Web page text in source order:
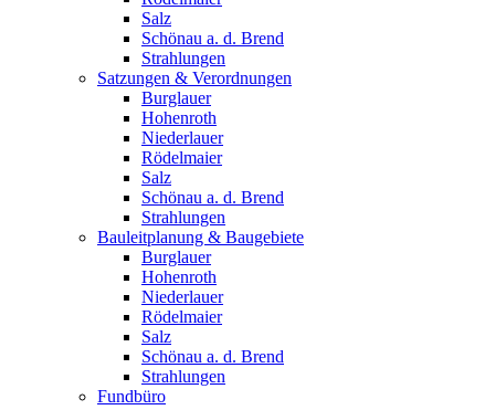
Salz
Schönau a. d. Brend
Strahlungen
Satzungen & Verordnungen
Burglauer
Hohenroth
Niederlauer
Rödelmaier
Salz
Schönau a. d. Brend
Strahlungen
Bauleitplanung & Baugebiete
Burglauer
Hohenroth
Niederlauer
Rödelmaier
Salz
Schönau a. d. Brend
Strahlungen
Fundbüro